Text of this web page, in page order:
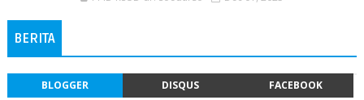
BERITA
BLOGGER DISQUS FACEBOOK